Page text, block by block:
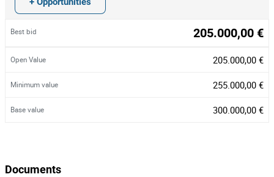
Best bid 205.000,00 €
Open Value 205.000,00 €
Minimum value 255.000,00 €
Base value 300.000,00 €
Documents